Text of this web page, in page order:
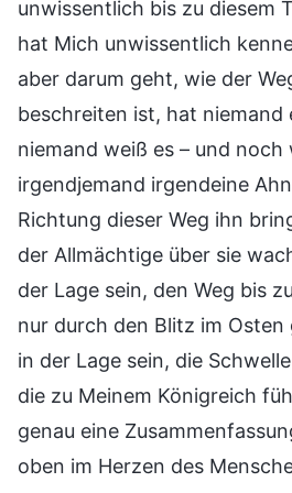
unwissentlich bis zu diesem
hat Mich unwissentlich
aber darum geht, wie der
beschreiten ist, hat niemand
niemand weiß es – und noch
irgendjemand irgendeine
Richtung dieser Weg ihn
der Allmächtige über sie
der Lage sein, den Weg bis
nur durch den Blitz im
in der Lage sein, die
die zu Meinem Königreich
genau eine
oben im Herzen des